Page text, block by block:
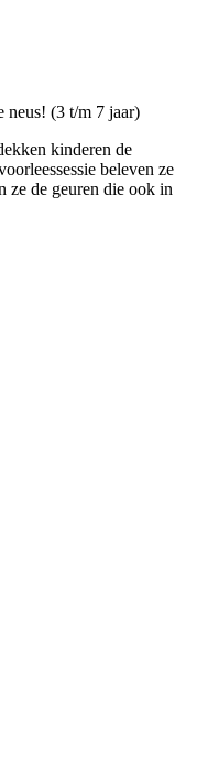
neus! (3 t/m 7 jaar)
kinderen de
beleven ze
ze de geuren die ook in